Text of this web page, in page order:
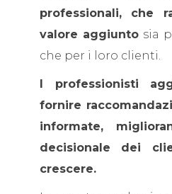
professionali, che
valore aggiunto sia
che per i loro clienti.
I professionisti
fornire
informate,
decisionale dei
crescere.